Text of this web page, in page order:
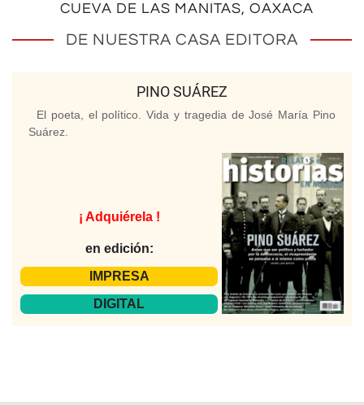
CUEVA DE LAS MANITAS, OAXACA
DE NUESTRA CASA EDITORA
PINO SUÁREZ
El poeta, el político. Vida y tragedia de José María Pino
Suárez.
¡ Adquiérela !
en edición:
IMPRESA
DIGITAL